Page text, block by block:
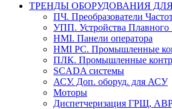
ТРЕНДЫ ОБОРУДОВАНИЯ
ПЧ. Преобразователи
УПП. Устройства Плавного
HMI. Панели оператора
HMI РС. Промышленные
ПЛК. Промышленные
SCADA системы
АСУ. Доп. оборуд. для АСУ
Моторы
Диспетчеризация ГРЩ,